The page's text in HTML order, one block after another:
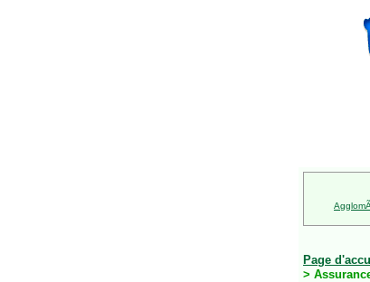
Page
>